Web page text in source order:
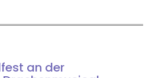
an der